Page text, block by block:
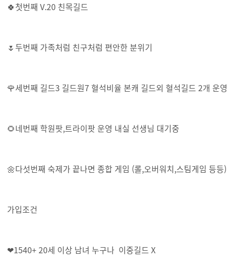
🍀첫번째 V.20 친목길드
🌷두번째 가족처럼 친구처럼 편안한 분위기
🌹세번째 길드3 길드원7 혈석비율 본캐 길드외 혈석길드 2개 운
🌻네번째 학원팟,트라이팟 운영 내실 선생님 대기중
🌼다섯번째 숙제가 끝나면 종합 게임 (롤,오버워치,스팀게임 등등)
가입조건
❤1540+ 20세 이상 남녀 누구나 이중길드 X